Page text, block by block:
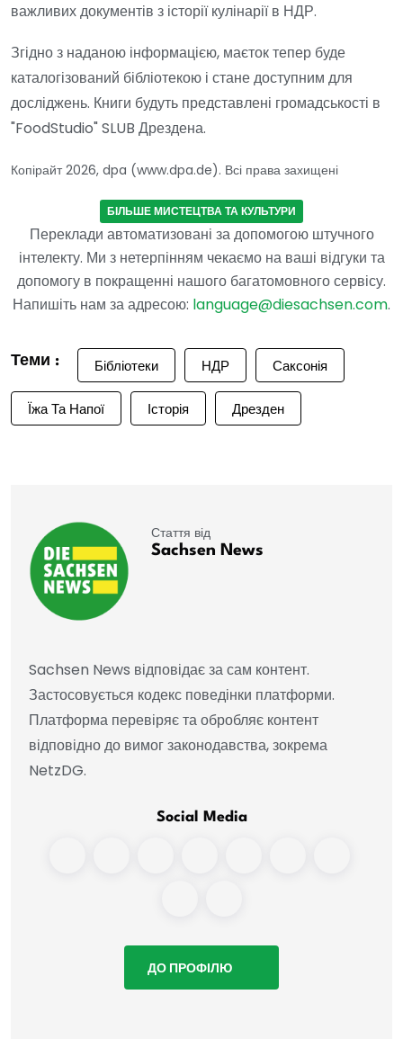
важливих документів з історії кулінарії в НДР.
Згідно з наданою інформацією, маєток тепер буде
каталогізований бібліотекою і стане доступним для
досліджень. Книги будуть представлені громадськості в
"FoodStudio" SLUB Дрездена.
Копірайт 2026, dpa (www.dpa.de). Всі права захищені
БІЛЬШЕ МИСТЕЦТВА ТА КУЛЬТУРИ
Переклади автоматизовані за допомогою штучного
інтелекту. Ми з нетерпінням чекаємо на ваші відгуки та
допомогу в покращенні нашого багатомовного сервісу.
Напишіть нам за адресою: language@diesachsen.com.
Теми : Бібліотеки НДР Саксонія
Їжа Та Напої Історія Дрезден
Стаття від
Sachsen News
Sachsen News відповідає за сам контент.
Застосовується кодекс поведінки платформи.
Платформа перевіряє та обробляє контент
відповідно до вимог законодавства, зокрема
NetzDG.
Social Media
ДО ПРОФІЛЮ